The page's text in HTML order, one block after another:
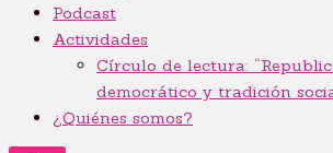
Podcast
Actividades
Círculo de lectura:
democrático y tradición
¿Quiénes somos?